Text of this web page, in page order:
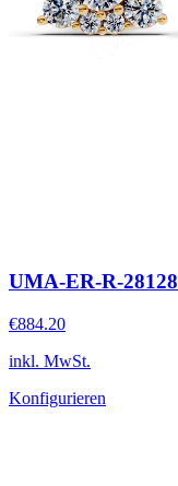
UMA-ER-R-28128
€884.20
inkl. MwSt.
Konfigurieren